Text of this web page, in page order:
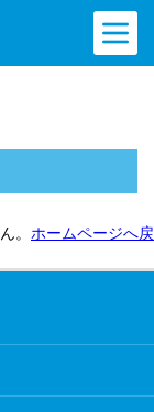
。 ホームページへ戻